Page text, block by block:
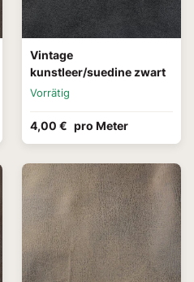
Vintage
kunstleer/suedine zwart
Vorrätig
4,00 € pro Meter